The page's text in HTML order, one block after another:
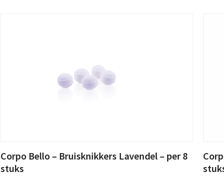
Corpo Bello – Bruisknikkers Lavendel – per 8
stuks